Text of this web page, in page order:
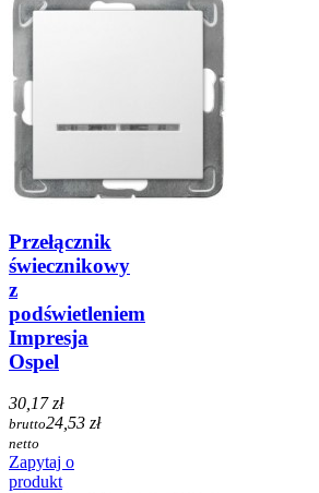
Przełącznik
świecznikowy
z
podświetleniem
Impresja
Ospel
30,17 zł
brutto24,53 zł
netto
Zapytaj o
produkt